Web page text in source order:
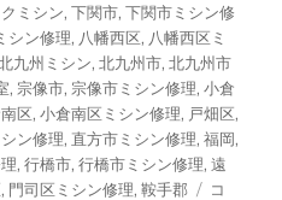
ミシン,下関市,下関市ミシン修
シン修理, 八幡西区, 八幡西区ミ
九州ミシン,北九州市,北九州市
, 宗像市, 宗像市ミシン修理,小倉
区,小倉南区ミシン修理, 戸畑区,
ン修理, 直方市ミシン修理,福岡,
,行橋市,行橋市ミシン修理,遠
, 門司区ミシン修理,鞍手郡
年
コ